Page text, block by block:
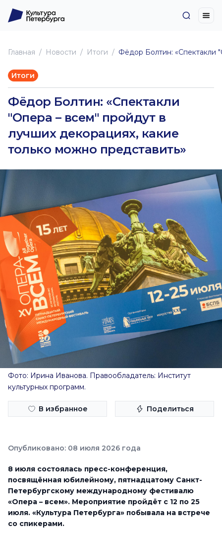
Главная Новоcти Итоги Фёдор Болтин: «Спектакли
Итоги
Фёдор Болтин: «Спектакли
"Опера – всем" пройдут в
лучших декорациях, какие
только можно представить»
Фото: Ирина Иванова. Правообладатель: Институт
культурных программ.
В избранное Поделиться
Опубликовано: 08 июля 2026 года
8 июля состоялась пресс-конференция,
посвящённая юбилейному, пятнадцатому Санкт-
Петербургскому международному фестивалю
«Опера – всем». Мероприятие пройдёт с 12 по 25
июля. «Культура Петербурга» побывала на встрече
со спикерами.